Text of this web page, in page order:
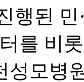
행된
를 비
성모병